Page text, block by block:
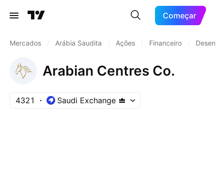
Começar
Mercados Arábia Saudita Ações Financeiro
Arabian Centres Co.
4321 Saudi Exchange